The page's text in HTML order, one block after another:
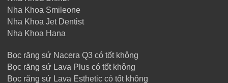
Nha Khoa Smileone
Nha Khoa Jet Dentist
Nha Khoa Hana
Bọc răng sứ Nacera Q3 có tốt không
Bọc răng sứ Lava Plus có tốt không
Bọc răng sứ Lava Esthetic có tốt không